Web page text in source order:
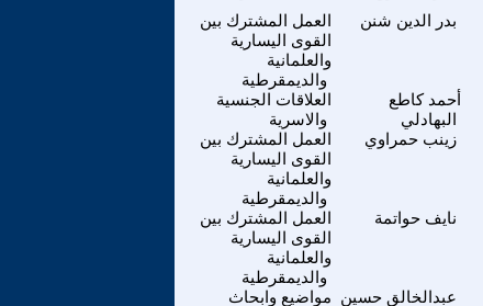
العمل المشترك بين
القوى اليسارية
والعلمانية
والديمقرطية
بدر الدين شنن
العلاقات الجنسية
والاسرية
أحمد كاطع
البهادلي
العمل المشترك بين
القوى اليسارية
والعلمانية
والديمقرطية
زينب حمراوي
العمل المشترك بين
القوى اليسارية
والعلمانية
والديمقرطية
نايف حواتمة
مواضيع وابحاث عبدالخالق حسين